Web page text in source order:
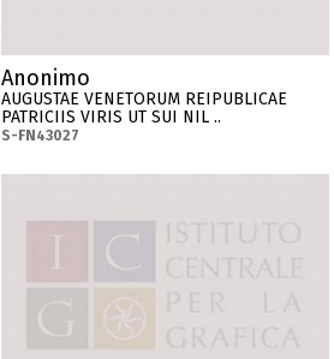
Anonimo
AUGUSTAE VENETORUM REIPUBLICAE
PATRICIIS VIRIS UT SUI NIL ..
S-FN43027